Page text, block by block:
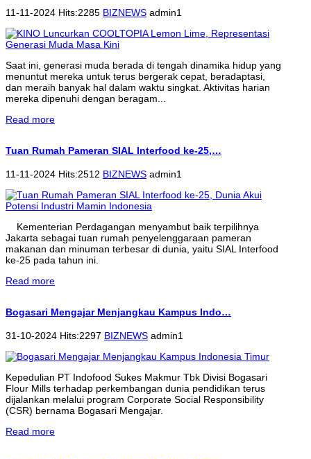
11-11-2024 Hits:2285 BIZNEWS admin1
Saat ini, generasi muda berada di tengah dinamika hidup yang
menuntut mereka untuk terus bergerak cepat, beradaptasi,
dan meraih banyak hal dalam waktu singkat. Aktivitas harian
mereka dipenuhi dengan beragam...
Read more
Tuan Rumah Pameran SIAL Interfood ke-25,…
11-11-2024 Hits:2512 BIZNEWS admin1
Kementerian Perdagangan menyambut baik terpilihnya
Jakarta sebagai tuan rumah penyelenggaraan pameran
makanan dan minuman terbesar di dunia, yaitu SIAL Interfood
ke-25 pada tahun ini.
Read more
Bogasari Mengajar Menjangkau Kampus Indo…
31-10-2024 Hits:2297 BIZNEWS admin1
Kepedulian PT Indofood Sukes Makmur Tbk Divisi Bogasari
Flour Mills terhadap perkembangan dunia pendidikan terus
dijalankan melalui program Corporate Social Responsibility
(CSR) bernama Bogasari Mengajar.
Read more